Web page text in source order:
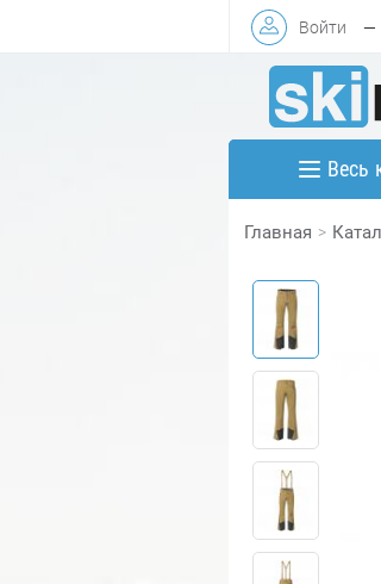
Войти —
Весь
Главная